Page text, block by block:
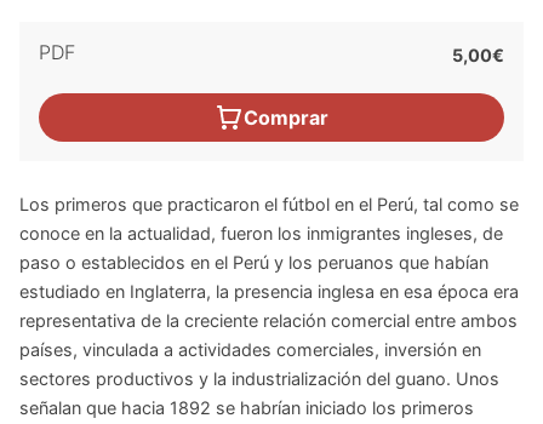
PDF 5,00€
Comprar
Los primeros que practicaron el fútbol en el Perú, tal como se
conoce en la actualidad, fueron los inmigrantes ingleses, de
paso o establecidos en el Perú y los peruanos que habían
estudiado en Inglaterra, la presencia inglesa en esa época era
representativa de la creciente relación comercial entre ambos
países, vinculada a actividades comerciales, inversión en
sectores productivos y la industrialización del guano. Unos
señalan que hacia 1892 se habrían iniciado los primeros